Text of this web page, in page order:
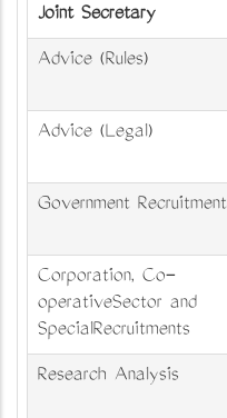
Joint Secretary
Advice (Rules)
Advice (Legal)
Government Recruitment
Corporation, Co-
operativeSector and
SpecialRecruitments
Research Analysis